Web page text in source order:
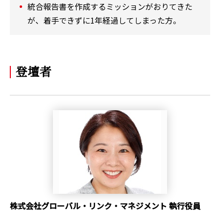
統合報告書を作成するミッションがおりてきた
が、着手できずに1年経過してしまった方。
登壇者
株式会社グローバル・リンク・マネジメント 執行役員